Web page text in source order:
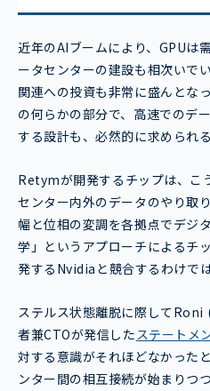
近年のAIブームにより、GPUは
ータセンターの建設も相次いで
関連への投資も非常に盛んとな
の何らかの部分で、高速でのデ
する設計も、必然的に求められる
Retymが開発するチップは、こ
センター内外のデータのやり取
幅と位相の変調を各拠点でデジ
学」というアプローチによるチ
発するNvidiaと競合するわけでは
ステルス状態離脱に際して
者兼CTOが発信したステートメ
対する意識がそれほどなかった
ンター間の相互接続が始まりつ